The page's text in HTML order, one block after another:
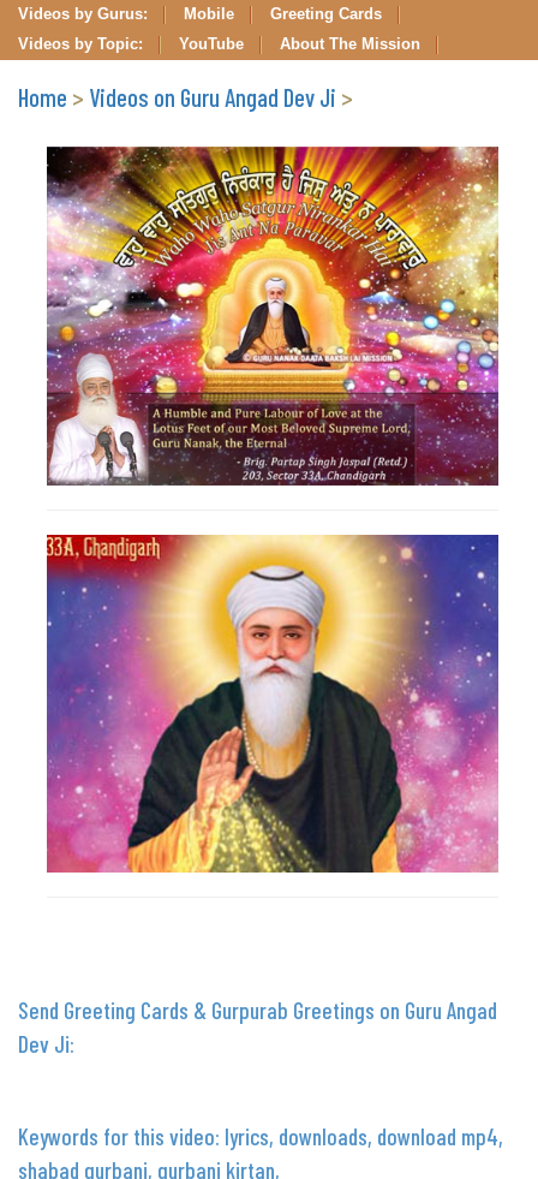
Videos by Gurus: Mobile
Greeting Cards
Videos by Topic:
YouTube About The Mission
Home > Videos on Guru Angad Dev Ji >
Send Greeting Cards & Gurpurab Greetings on Guru Angad
Dev Ji:
Keywords for this video: lyrics, downloads, download mp4,
shabad gurbani, gurbani kirtan,